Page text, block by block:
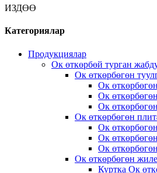
ИЗДӨӨ
Категориялар
Продукциялар
Ок өткөрбөй турган
Ок өткөрбөгөн
Ок
Ок
Ок
Ок өткөрбөгөн
Ок
Ок
Ок
Ок өткөрбөгөн
Куртка Ок